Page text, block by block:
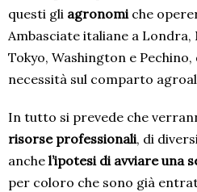
questi gli agronomiche
Ambasciate italiane a Londra,
Tokyo, Washington e
necessità sul comparto
In tutto si prevede che
risorse professionali, di
anche l’ipotesi di avviare una
per coloro che sono già